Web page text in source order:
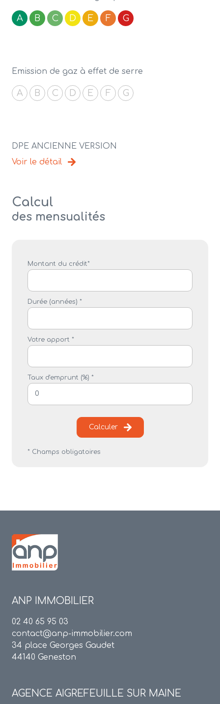
A B C D E F G
Emission de gaz à effet de serre
A B C D E F G
DPE ANCIENNE VERSION
Voir le détail
Calcul
des mensualités
Montant du crédit*
Durée (années) *
Votre apport *
Taux d'emprunt (%) *
Calculer
* Champs obligatoires
ANP IMMOBILIER
02 40 65 95 03
contact@anp-immobilier.com
34 place Georges Gaudet
44140 Geneston
AGENCE AIGREFEUILLE SUR MAINE